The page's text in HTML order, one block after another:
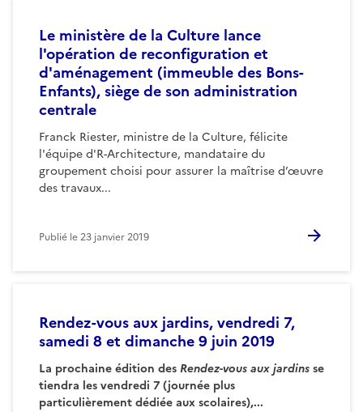
Le ministère de la Culture lance
l'opération de reconfiguration et
d'aménagement (immeuble des Bons-
Enfants), siège de son administration
centrale
Franck Riester, ministre de la Culture, félicite
l'équipe d'R-Architecture, mandataire du
groupement choisi pour assurer la maîtrise d’œuvre
des travaux...
Publié le23 janvier 2019
Rendez-vous aux jardins, vendredi 7,
samedi 8 et dimanche 9 juin 2019
La prochaine édition desRendez-vous aux jardinsse
tiendra les vendredi 7 (journée plus
particulièrement dédiée aux scolaires),...